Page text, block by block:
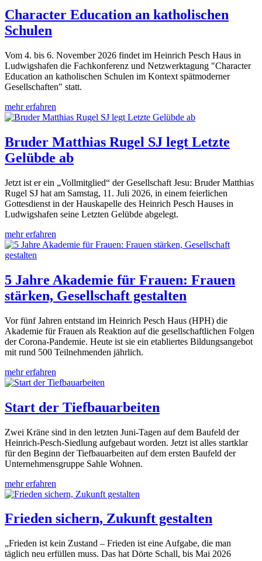
Character Education an katholischen
Schulen
Vom 4. bis 6. November 2026 findet im Heinrich Pesch Haus in
Ludwigshafen die Fachkonferenz und Netzwerktagung "Character
Education an katholischen Schulen im Kontext spätmoderner
Gesellschaften" statt.
mehr erfahren
Bruder Matthias Rugel SJ legt Letzte
Gelübde ab
Jetzt ist er ein „Vollmitglied“ der Gesellschaft Jesu: Bruder Matthias
Rugel SJ hat am Samstag, 11. Juli 2026, in einem feierlichen
Gottesdienst in der Hauskapelle des Heinrich Pesch Hauses in
Ludwigshafen seine Letzten Gelübde abgelegt.
mehr erfahren
5 Jahre Akademie für Frauen: Frauen
stärken, Gesellschaft gestalten
Vor fünf Jahren entstand im Heinrich Pesch Haus (HPH) die
Akademie für Frauen als Reaktion auf die gesellschaftlichen Folgen
der Corona-Pandemie. Heute ist sie ein etabliertes Bildungsangebot
mit rund 500 Teilnehmenden jährlich.
mehr erfahren
Start der Tiefbauarbeiten
Zwei Kräne sind in den letzten Juni-Tagen auf dem Baufeld der
Heinrich-Pesch-Siedlung aufgebaut worden. Jetzt ist alles startklar
für den Beginn der Tiefbauarbeiten auf dem ersten Baufeld der
Unternehmensgruppe Sahle Wohnen.
mehr erfahren
Frieden sichern, Zukunft gestalten
„Frieden ist kein Zustand – Frieden ist eine Aufgabe, die man
täglich neu erfüllen muss. Das hat Dörte Schall, bis Mai 2026